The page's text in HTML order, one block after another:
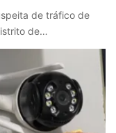
de tráfico de
de…